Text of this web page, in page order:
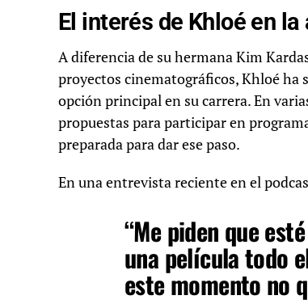
El interés de Khloé en
A diferencia de su hermana Kim
proyectos cinematográficos, Khloé
opción principal en su carrera. En
propuestas para participar en
preparada para dar ese paso.
En una entrevista reciente en el
“Me piden que
una película todo
este momento no